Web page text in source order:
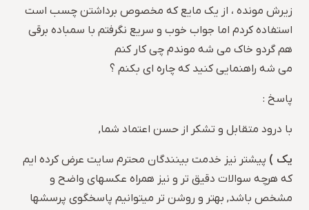
زیرش مونده ، از یک مایع که مخصوص برداشتن چسب است
استفاده کردم اما جواب خوب و سریع نگرفتم با سمباده برقی
هم گردو خاک می شه موندم چی کار کنم
می شه راهنمایی کنید که چاره ای بکنم ؟
پاسخ :
با درود متقابل و تشکر از حسن اعتماد شما,
یک ) پیشتر نیز خدمت بینندگان محترم سایت عرض کرده ایم
که هرچه سوالات دقیق تر و نیز همراه عکسهای واضح و
مشخص باشد, بهتر و روشن تر میتوانیم پاسخگوی پرسشها